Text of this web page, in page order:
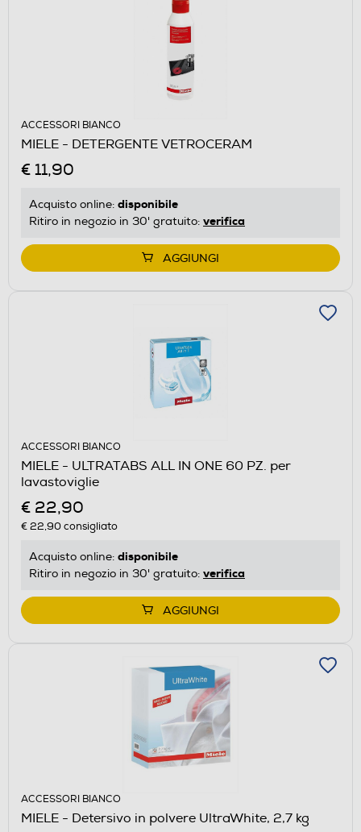
ACCESSORI BIANCO
MIELE - DETERGENTE VETROCERAM
€ 11,90
Acquisto online: disponibile
Ritiro in negozio in 30' gratuito: verifica
AGGIUNGI
ACCESSORI BIANCO
MIELE - ULTRATABS ALL IN ONE 60 PZ. per
lavastoviglie
€ 22,90
€ 22,90consigliato
Acquisto online: disponibile
Ritiro in negozio in 30' gratuito: verifica
AGGIUNGI
ACCESSORI BIANCO
MIELE - Detersivo in polvere UltraWhite, 2,7 kg